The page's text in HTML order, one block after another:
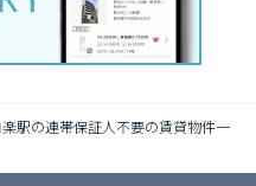
楽駅の連帯保証人不要の賃貸物件一